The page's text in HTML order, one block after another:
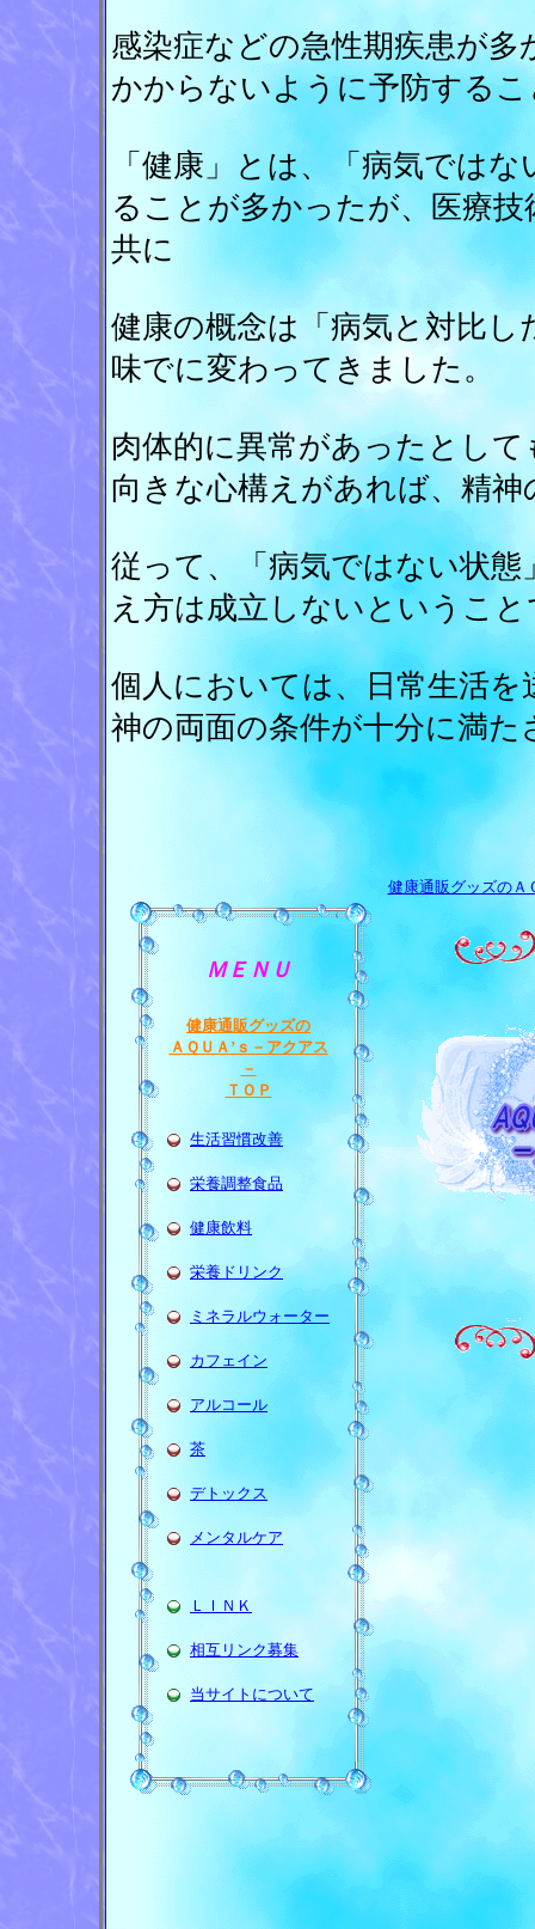
感染症などの急性期疾患が
かからないように予防する
「健康」とは、「病気では
ることが多かったが、医療
共に
健康の概念は「病気と対比
味でに変わってきました。
肉体的に異常があったとし
向きな心構えがあれば、精
従って、「病気ではない状
え方は成立しないというこ
個人においては、日常生活
神の両面の条件が十分に満
ＭＥＮＵ
健康通販グッズの
ＡＱＵＡ’ｓ－アクアス
－
ＴＯＰ
生活習慣改善
栄養調整食品
健康飲料
栄養ドリンク
ミネラルウォーター
カフェイン
アルコール
茶
デトックス
メンタルケア
ＬＩＮＫ
相互リンク募集
当サイトについて
健康通販グッズのＡ